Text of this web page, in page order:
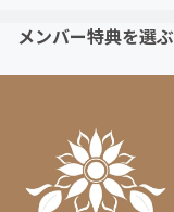
メンバー特典を選ぶ